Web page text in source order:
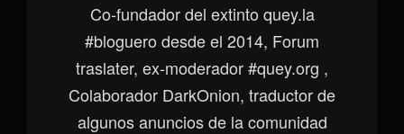
Co-fundador del extinto quey.la
#bloguero desde el 2014, Forum
traslater, ex-moderador #quey.org ,
Colaborador DarkOnion, traductor de
algunos anuncios de la comunidad